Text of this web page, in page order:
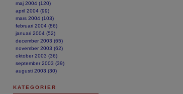
maj 2004 (120)
april 2004 (99)
mars 2004 (103)
februari 2004 (86)
januari 2004 (52)
december 2003 (65)
november 2003 (62)
oktober 2003 (36)
september 2003 (39)
augusti 2003 (30)
KATEGORIER